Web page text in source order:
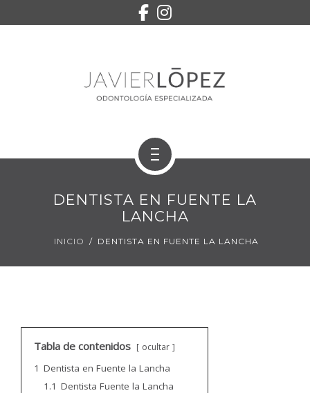
EQUIPO
DENTISTA EN FUENTE LA
LANCHA
INICIO DENTISTA EN FUENTE LA LANCHA
Tabla de contenidos ocultar
1 Dentista en Fuente la Lancha
1.1 Dentista Fuente la Lancha